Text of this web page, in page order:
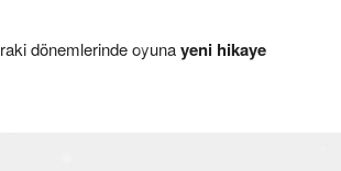
dönemlerinde oyunayeni hikaye